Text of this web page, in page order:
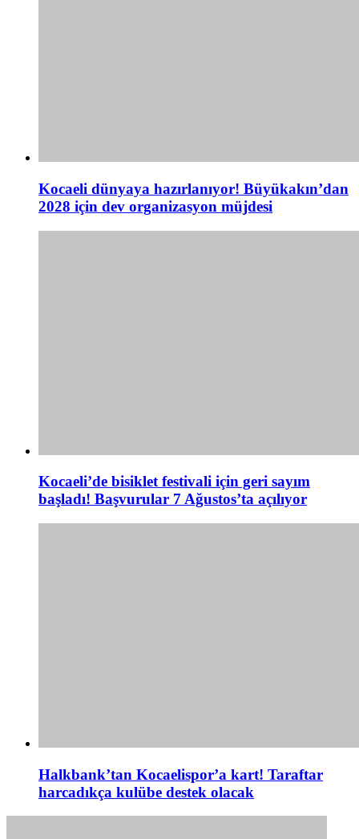
Kocaeli dünyaya hazırlanıyor! Büyükakın’dan
2028 için dev organizasyon müjdesi
Kocaeli’de bisiklet festivali için geri sayım
başladı! Başvurular 7 Ağustos’ta açılıyor
Halkbank’tan Kocaelispor’a kart! Taraftar
harcadıkça kulübe destek olacak